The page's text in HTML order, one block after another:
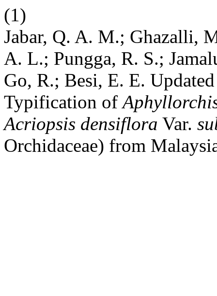
(1)
Jabar, Q. A. M.; Ghazalli,
A. L.; Pungga, R. S.;
Go, R.; Besi, E. E.
Typification of
Acriopsis densiflora Var.
Orchidaceae) from